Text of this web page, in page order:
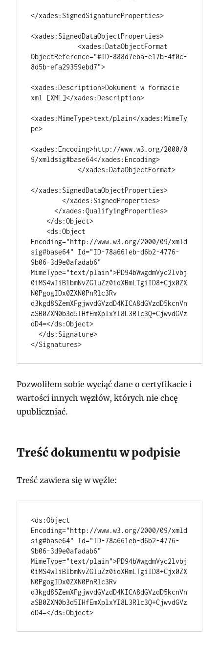
</xades:SignedSignatureProperties>
<xades:SignedDataObjectProperties>
            <xades:DataObjectFormat
ObjectReference="#ID-888d7eba-e17b-4f0c-
8d5b-efa29359ebd7">
<xades:Description>Dokument w formacie
xml [XML]</xades:Description>
<xades:MimeType>text/plain</xades:MimeTy
pe>
<xades:Encoding>http://www.w3.org/2000/0
9/xmldsig#base64</xades:Encoding>
            </xades:DataObjectFormat>
</xades:SignedDataObjectProperties>
        </xades:SignedProperties>
      </xades:QualifyingProperties>
    </ds:Object>
    <ds:Object
Encoding="http://www.w3.org/2000/09/xmld
sig#base64" Id="ID-78a661eb-d6b2-4776-
9b06-3d9e0afadab6"
MimeType="text/plain">PD94bWwgdmVyc2lvbj
0iMS4wIiBlbmNvZGluZz0idXRmLTgiID8+Cjx0ZX
N0PgogIDx0ZXN0PnRlc3Rv
d3kgd8SZemXFgjwvdGVzdD4KICA8dGVzdD5kcnVn
aSB0ZXN0b3d5IHfEmXplxYI8L3Rlc3Q+CjwvdGVz
dD4=</ds:Object>
  </ds:Signature>
</Signatures>
Pozwoliłem sobie wyciąć dane o certyfikacie i
wartości innych węzłów, których nie chcę
upubliczniać.
Treść dokumentu w podpisie
Treść zawiera się w węźle:
<ds:Object
Encoding="http://www.w3.org/2000/09/xmld
sig#base64" Id="ID-78a661eb-d6b2-4776-
9b06-3d9e0afadab6"
MimeType="text/plain">PD94bWwgdmVyc2lvbj
0iMS4wIiBlbmNvZGluZz0idXRmLTgiID8+Cjx0ZX
N0PgogIDx0ZXN0PnRlc3Rv
d3kgd8SZemXFgjwvdGVzdD4KICA8dGVzdD5kcnVn
aSB0ZXN0b3d5IHfEmXplxYI8L3Rlc3Q+CjwvdGVz
dD4=</ds:Object>